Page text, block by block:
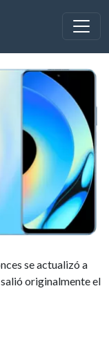
se actualizó a
originalmente el